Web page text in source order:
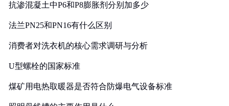
抗渗混凝土中P6和P8膨胀剂分别加多少
法兰PN25和PN16有什么区别
消费者对洗衣机的核心需求调研与分析
U型螺栓的国家标准
煤矿用电热取暖器是否符合防爆电气设备标准